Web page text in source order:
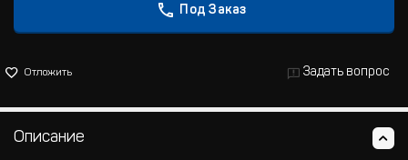
Под Заказ
Отложить Задать вопрос
Описание